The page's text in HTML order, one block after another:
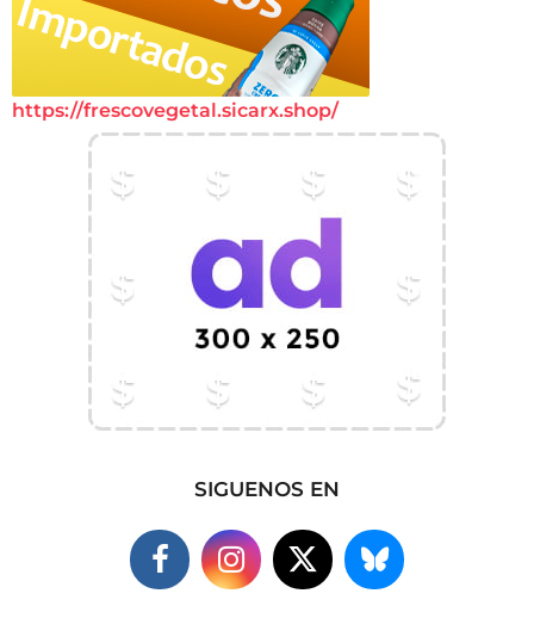
https://frescovegetal.sicarx.shop/
SIGUENOS EN